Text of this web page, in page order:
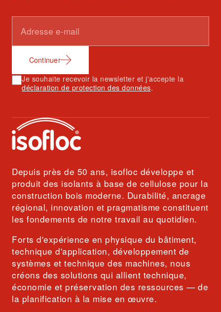
Continuer
Je souhaite recevoir la newsletter et j'accepte la
déclaration de protection des données.
Depuis près de 50 ans, isofloc développe et
produit des isolants à base de cellulose pour la
construction bois moderne. Durabilité, ancrage
régional, innovation et pragmatisme constituent
les fondements de notre travail au quotidien.
Forts d'expérience en physique du bâtiment,
technique d'application, développement de
systèmes et technique des machines, nous
créons des solutions qui allient technique,
économie et préservation des ressources — de
la planification à la mise en œuvre.